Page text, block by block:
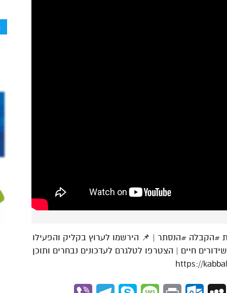
#הנסתר | 📌 הירשמו לערוץ בקליק והפעילו
חיים | הצטרפו לטלגרם לעדכונים נבחרים ותוכן